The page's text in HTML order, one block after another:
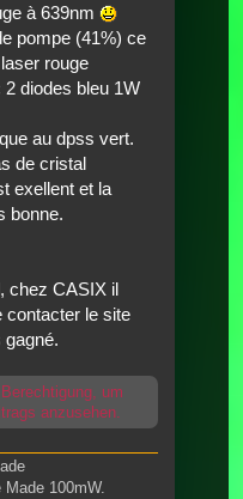
à 639nm
pompe (41%) ce
rouge
diodes bleu 1W
au dpss vert.
de cristal
exellent et la
bonne.
chez CASIX il
contacter le site
gagné.
um
anzusehen.
100mW.